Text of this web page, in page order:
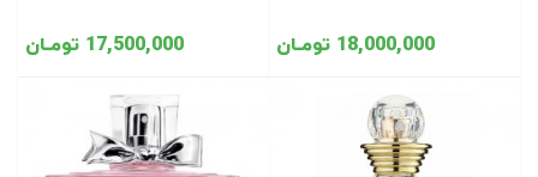
18,000,000 تومـان 17,500,000 تومـان